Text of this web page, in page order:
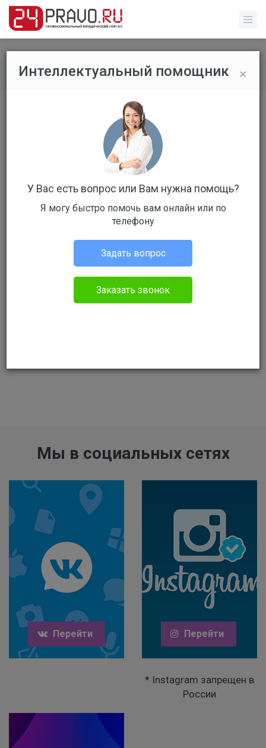
Форум / Недвижимость
Чтобы создать тему, Вам необходимо
Недвижимость
Пока не создано ни одной темы в этой
Мы в социальных сетях
Перейти Перейти
* Instagram запрещен в
России
×
Интеллектуальный помощник
У Вас есть вопрос или Вам нужна помощь?
Я могу быстро помочь вам онлайн или по
телефону
Задать вопрос
Заказать звонок